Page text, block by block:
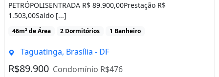
PETRÓPOLISENTRADA R$ 89.900,00Prestação R$
1.503,00Saldo [...]
46m² de Área 2 Dormitórios 1 Banheiro
Taguatinga, Brasília - DF
R$89.900 Condomínio R$476